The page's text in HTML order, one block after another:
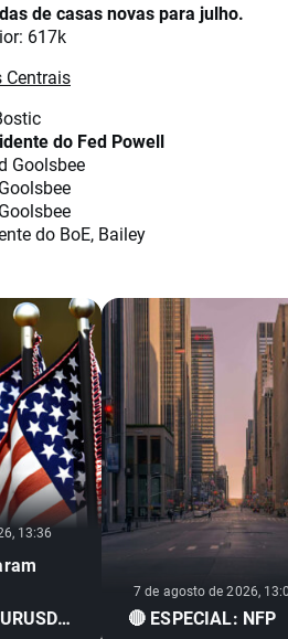
de casas novas para julho.
617k
Centrais
do Fed Powell
Goolsbee
do BoE, Bailey
13:36
7 de agosto de 2026,
🔴 ESPECIAL: NFP